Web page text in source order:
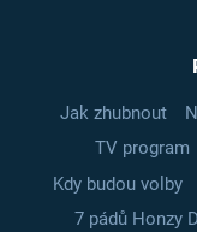
Jak zhubnout
TV program
Kdy budou volby
7 pádů Honzy